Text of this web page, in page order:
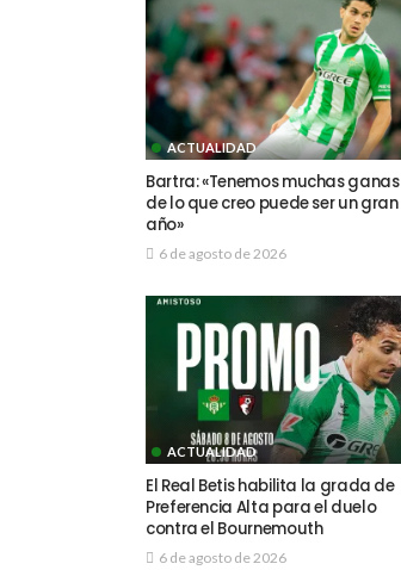
ACTUALIDAD
Bartra: «Tenemos muchas ganas
de lo que creo puede ser un gran
año»
6 de agosto de 2026
ACTUALIDAD
El Real Betis habilita la grada de
Preferencia Alta para el duelo
contra el Bournemouth
6 de agosto de 2026